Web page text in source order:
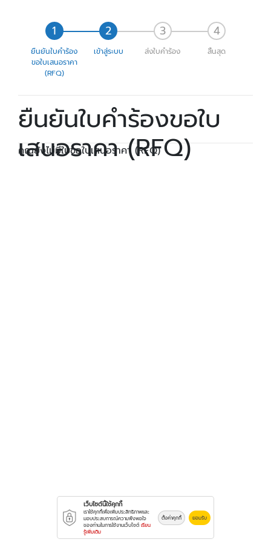
ยืนยันใบคำร้อง
ขอใบเสนอราคา
(RFQ)
เข้าสู่ระบบ ส่งใบคำร้อง สิ้นสุด
ยืนยันใบคำร้องขอใบ
เสนอราคา (RFQ)
คุณยังไม่มีใบขอใบเสนอราคา (RFQ)
เว็บไซต์นี้ใช้คุกกี้
เราใช้คุกกี้เพื่อเพิ่มประสิทธิภาพและ
มอบประสบการณ์ความพึงพอใจ
ของท่านในการใช้งานเว็บไซต์ เรียน
รู้เพิ่มเติม
ตั้งค่าคุกกี้ ยอมรับ